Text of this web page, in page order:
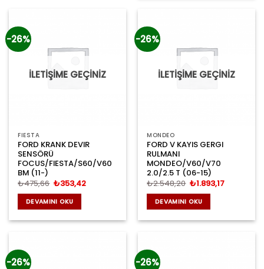
-26%
İLETİŞİME GEÇİNİZ
FIESTA
FORD KRANK DEVIR
SENSÖRÜ
FOCUS/FIESTA/S60/V60
BM (11-)
₺475,66 Orijinal
₺475,66.
₺353,42Şu
DEVAMINI OKU
-26%
İLETİŞİME GEÇİNİZ
MONDEO
FORD V KAYIS GERGI
RULMANI
MONDEO/V60/V70
2.0/2.5 T (06-15)
₺2.548,20 Orijinal
₺2.548,20.
₺1.893,17Şu
DEVAMINI OKU
-26% -26%